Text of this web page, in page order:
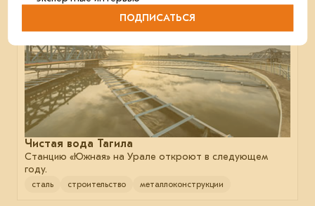
Чистая вода Тагила
Станцию «Южная» на Урале откроют в следующем
году.
сталь строительство металлоконструкции
ПОДПИСАТЬСЯ